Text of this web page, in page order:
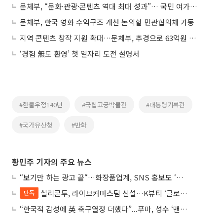
문체부, “문화·관광·콘텐츠 역대 최대 성과”… 국민 여가만족도도 최고치 경신
문체부, 한국 영화 수익구조 개선 논의할 민관협의체 가동
지역 콘텐츠 창작 지원 확대…문체부, 추경으로 63억원 투입
‘경험 無도 환영’ 첫 일자리 도전 설명서
#한불우정140년 #국립고궁박물관 #대통령기록관
#국가유산청 #반화
황민주 기자의 주요 뉴스
“보기만 하는 광고 끝“…화장품업계, SNS 홍보도 ‘참여형 콘텐츠’로 변모
단독
실리콘투, 라이브커머스팀 신설…K뷰티 ‘글로벌 판매망’ 확대 속도
“한국적 감성에 英 축구열정 더했다”...푸마, 성수 ‘맨시티 하우스’ 팝업